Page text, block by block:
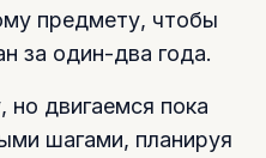
предмету, чтобы
за один-два года.
двигаемся пока
шагами, планируя